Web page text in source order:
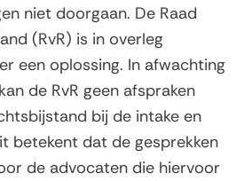
niet doorgaan. De Raad
(RvR) is in overleg
een oplossing. In afwachting
de RvR geen afspraken
bij de intake en
betekent dat de gesprekken
de advocaten die hiervoor